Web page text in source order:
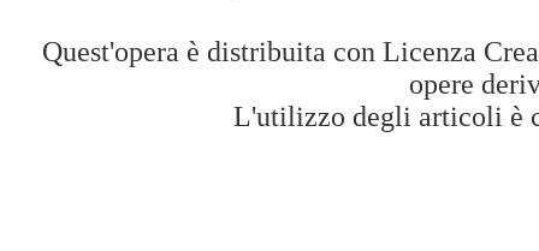
Quest'opera è distribuita con Licenza
opere
L'utilizzo degli articoli è